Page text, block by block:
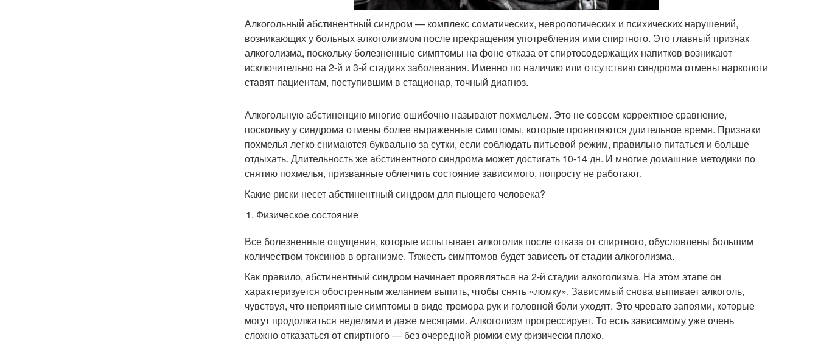
Алкогольный абстинентный синдром — комплекс соматических, неврологических и психических нарушений,
возникающих у больных алкоголизмом после прекращения употребления ими спиртного. Это главный признак
алкоголизма, поскольку болезненные симптомы на фоне отказа от спиртосодержащих напитков возникают
исключительно на 2-й и 3-й стадиях заболевания. Именно по наличию или отсутствию синдрома отмены наркологи
ставят пациентам, поступившим в стационар, точный диагноз.
Алкогольную абстиненцию многие ошибочно называют похмельем. Это не совсем корректное сравнение,
поскольку у синдрома отмены более выраженные симптомы, которые проявляются длительное время. Признаки
похмелья легко снимаются буквально за сутки, если соблюдать питьевой режим, правильно питаться и больше
отдыхать. Длительность же абстинентного синдрома может достигать 10-14 дн. И многие домашние методики по
снятию похмелья, призванные облегчить состояние зависимого, попросту не работают.
Какие риски несет абстинентный синдром для пьющего человека?
Физическое состояние
Все болезненные ощущения, которые испытывает алкоголик после отказа от спиртного, обусловлены большим
количеством токсинов в организме. Тяжесть симптомов будет зависеть от стадии алкоголизма.
Как правило, абстинентный синдром начинает проявляться на 2-й стадии алкоголизма. На этом этапе он
характеризуется обостренным желанием выпить, чтобы снять «ломку». Зависимый снова выпивает алкоголь,
чувствуя, что неприятные симптомы в виде тремора рук и головной боли уходят. Это чревато запоями, которые
могут продолжаться неделями и даже месяцами. Алкоголизм прогрессирует. То есть зависимому уже очень
сложно отказаться от спиртного — без очередной рюмки ему физически плохо.